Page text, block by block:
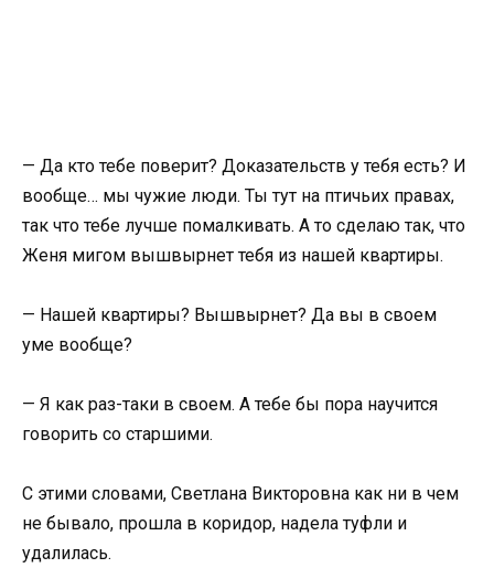
— Да кто тебе поверит? Доказательств у тебя есть? И
вообще… мы чужие люди. Ты тут на птичьих правах,
так что тебе лучше помалкивать. А то сделаю так, что
Женя мигом вышвырнет тебя из нашей квартиры.
— Нашей квартиры? Вышвырнет? Да вы в своем
уме вообще?
— Я как раз-таки в своем. А тебе бы пора научится
говорить со старшими.
С этими словами, Светлана Викторовна как ни в чем
не бывало, прошла в коридор, надела туфли и
удалилась.